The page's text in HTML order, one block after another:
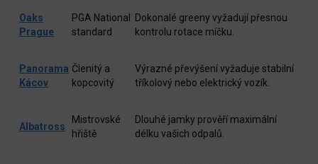
Oaks
Prague
PGA National
standard
Dokonalé greeny vyžadují přesnou
kontrolu rotace míčku.
Panorama
Kácov
Členitý a
kopcovitý
Výrazné převýšení vyžaduje stabilní
tříkolový nebo elektrický vozík.
Albatross
Mistrovské
hřiště
Dlouhé jamky prověří maximální
délku vašich odpalů.